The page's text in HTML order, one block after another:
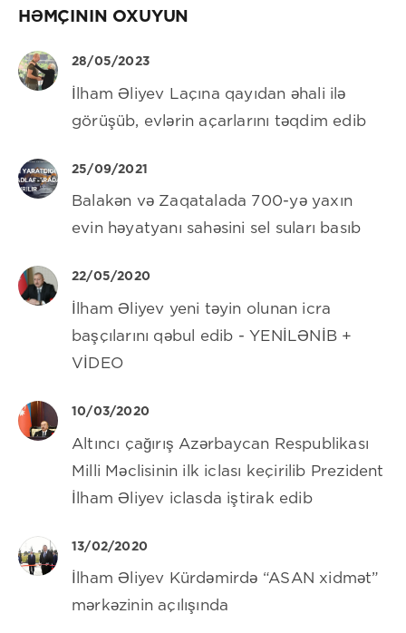
HƏMÇININ OXUYUN
28/05/2023
İlham Əliyev Laçına qayıdan əhali ilə
görüşüb, evlərin açarlarını təqdim edib
25/09/2021
Balakən və Zaqatalada 700-yə yaxın
evin həyatyanı sahəsini sel suları basıb
22/05/2020
İlham Əliyev yeni təyin olunan icra
başçılarını qəbul edib - YENİLƏNİB +
VİDEO
10/03/2020
Altıncı çağırış Azərbaycan Respublikası
Milli Məclisinin ilk iclası keçirilib Prezident
İlham Əliyev iclasda iştirak edib
13/02/2020
İlham Əliyev Kürdəmirdə “ASAN xidmət”
mərkəzinin açılışında